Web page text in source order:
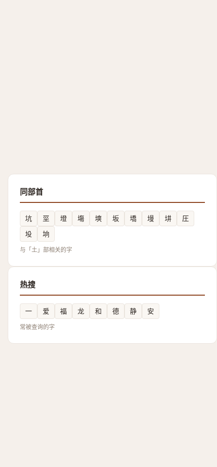
同部首
坑 坙 墱 塲 塽 坂 墧 墁 㘫
圧
坄
垧
与「土」部相关的字
热搜
一 爱 福 龙 和 德 静 安
常被查询的字